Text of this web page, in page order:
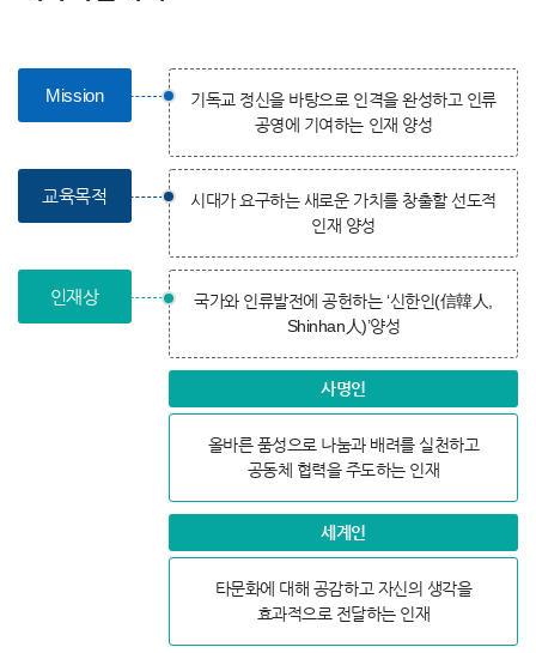
Mission
기독교 정신을 바탕으로 인격을 완성하고 인류
공영에 기여하는 인재 양성
교육목적
시대가 요구하는 새로운 가치를 창출할 선도적
인재 양성
인재상
국가와 인류발전에 공헌하는 ‘신한인(信韓人,
Shinhan人)’양성
사명인
올바른 품성으로 나눔과 배려를 실천하고
공동체 협력을 주도하는 인재
세계인
타문화에 대해 공감하고 자신의 생각을
효과적으로 전달하는 인재